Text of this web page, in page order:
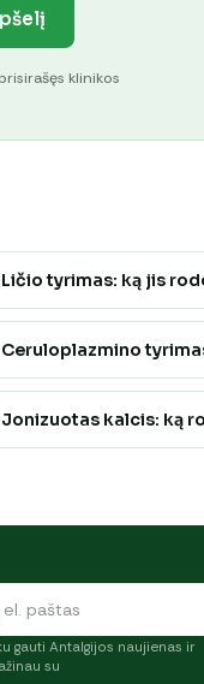
klinikos
Ličio tyrimas: ką jis
Ceruloplazmino
Jonizuotas kalcis: ką
gauti Antalgijos naujienas ir
su